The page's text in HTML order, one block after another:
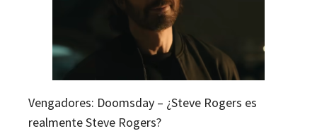
Vengadores: Doomsday – ¿Steve Rogers es
realmente Steve Rogers?